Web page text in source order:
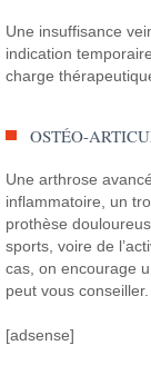
Une insuffisance
indication
charge
OSTÉO-
Une arthrose
inflammatoire, un
prothèse
sports, voire de
cas, on encourage
peut vous conseiller.
[adsense]